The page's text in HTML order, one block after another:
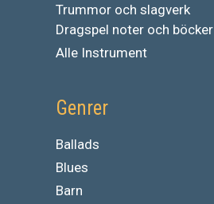
Trummor och slagverk
Dragspel noter och böcker
Alle Instrument
Genrer
Ballads
Blues
Barn